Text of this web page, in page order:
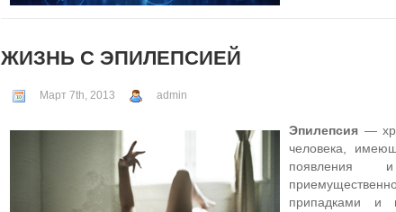
ЖИЗНЬ С ЭПИЛЕПСИЕЙ
Март 7th, 2013 admin
Эпилепсия —
человека,
появления и
припадками и